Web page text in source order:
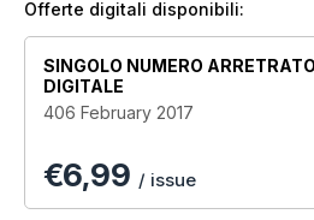
Why would you buy Alpha
Offerte digitali disponibili:
SINGOLO NUMERO ARRETRATO
DIGITALE
406 February 2017
€6,99 / issue